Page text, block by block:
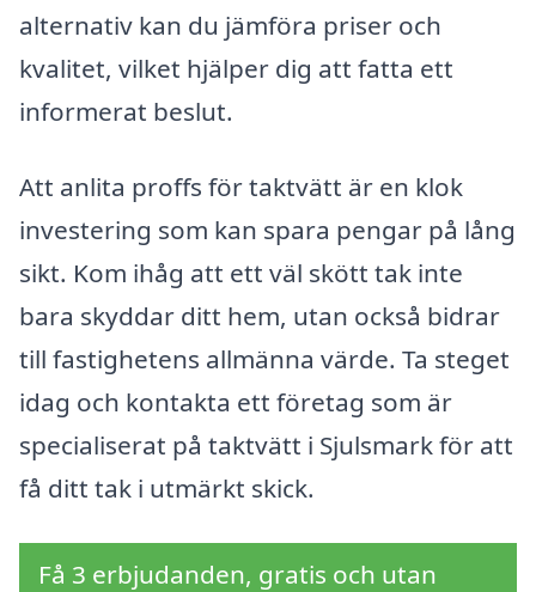
alternativ kan du jämföra priser och
kvalitet, vilket hjälper dig att fatta ett
informerat beslut.
Att anlita proffs för taktvätt är en klok
investering som kan spara pengar på lång
sikt. Kom ihåg att ett väl skött tak inte
bara skyddar ditt hem, utan också bidrar
till fastighetens allmänna värde. Ta steget
idag och kontakta ett företag som är
specialiserat på taktvätt i Sjulsmark för att
få ditt tak i utmärkt skick.
Få 3 erbjudanden, gratis och utan